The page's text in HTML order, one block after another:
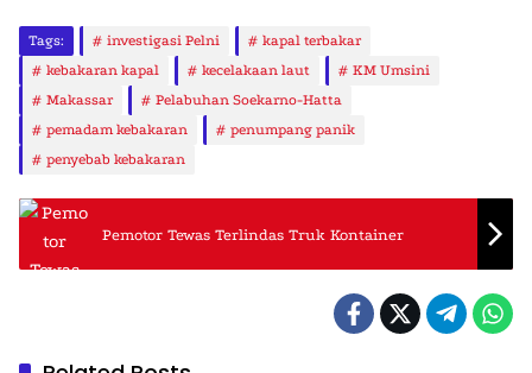
Tags: investigasi Pelni
kapal terbakar
kebakaran kapal
kecelakaan laut
KM Umsini
Makassar
Pelabuhan Soekarno-Hatta
pemadam kebakaran
penumpang panik
penyebab kebakaran
Pemotor Tewas Terlindas Truk Kontainer